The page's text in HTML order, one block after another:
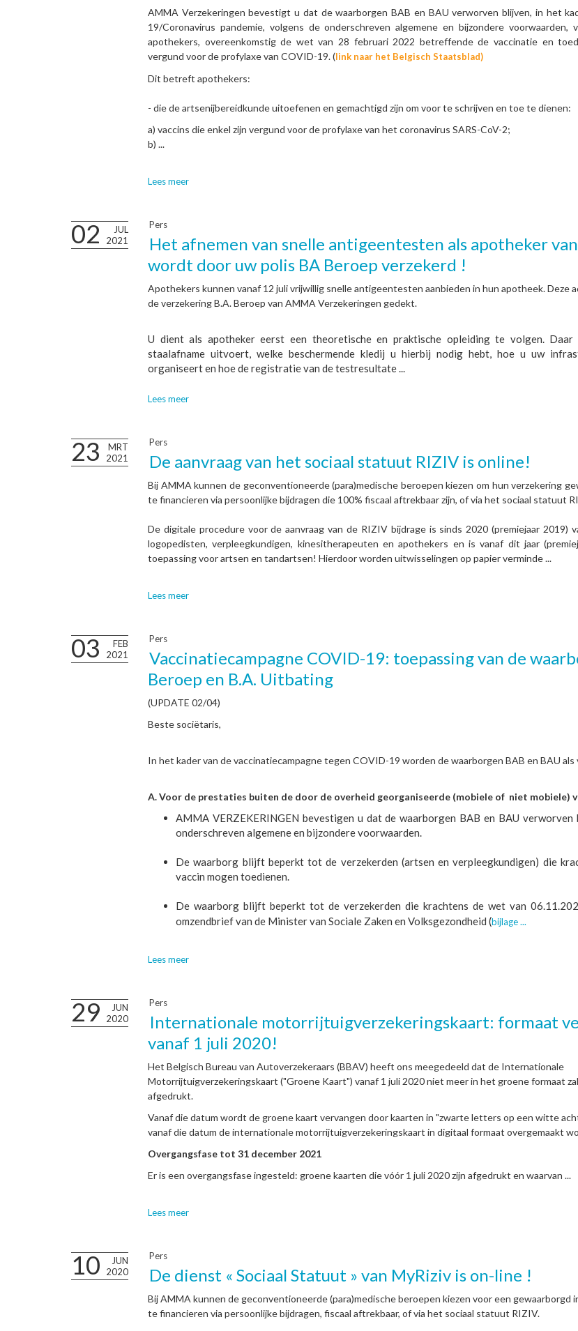
AMMA Verzekeringen bevestigt u dat de waarborgen BAB en BAU verworven blijven, in het
19/Coronavirus pandemie, volgens de onderschreven algemene en bijzondere voorwaarden,
apothekers, overeenkomstig de wet van 28 februari 2022 betreffende de vaccinatie en
vergund voor de profylaxe van COVID-19. (link naar het Belgisch Staatsblad)
Dit betreft apothekers:
- die de artsenijbereidkunde uitoefenen en gemachtigd zijn om voor te schrijven en toe te dienen:
a) vaccins die enkel zijn vergund voor de profylaxe van het coronavirus SARS-CoV-2;
b) ...
Lees meer
02
JUL
2021
Pers
Het afnemen van snelle antigeentesten als apotheker
wordt door uw polis BA Beroep verzekerd !
Apothekers kunnen vanaf 12 juli vrijwillig snelle antigeentesten aanbieden in hun apotheek. Deze
de verzekering B.A. Beroep van AMMA Verzekeringen gedekt.
U dient als apotheker eerst een theoretische en praktische opleiding te volgen.
staalafname uitvoert, welke beschermende kledij u hierbij nodig hebt, hoe u uw
organiseert en hoe de registratie van de testresultate ...
Lees meer
23
MRT
2021
Pers
De aanvraag van het sociaal statuut RIZIV is online!
Bij AMMA kunnen de geconventioneerde (para)medische beroepen kiezen om hun verzekering
te financieren via persoonlijke bijdragen die 100% fiscaal aftrekbaar zijn, of via het sociaal statuut
De digitale procedure voor de aanvraag van de RIZIV bijdrage is sinds 2020 (premiejaar 2019)
logopedisten, verpleegkundigen, kinesitherapeuten en apothekers en is vanaf dit jaar
toepassing voor artsen en tandartsen! Hierdoor worden uitwisselingen op papier verminde ...
Lees meer
03
FEB
2021
Pers
Vaccinatiecampagne COVID-19: toepassing van de
Beroep en B.A. Uitbating
(UPDATE 02/04)
Beste sociëtaris,
In het kader van de vaccinatiecampagne tegen COVID-19 worden de waarborgen BAB en BAU
A. Voor de prestaties buiten de door de overheid georganiseerde (mobiele of niet mobiele)
AMMA VERZEKERINGEN bevestigen u dat de waarborgen BAB en BAU
onderschreven algemene en bijzondere voorwaarden.
De waarborg blijft beperkt tot de verzekerden (artsen en verpleegkundigen) die
vaccin mogen toedienen.
De waarborg blijft beperkt tot de verzekerden die krachtens de wet van
omzendbrief van de Minister van Sociale Zaken en Volksgezondheid (bijlage ...
Lees meer
29
JUN
2020
Pers
Internationale motorrijtuigverzekeringskaart: formaat
vanaf 1 juli 2020!
Het Belgisch Bureau van Autoverzekeraars (BBAV) heeft ons meegedeeld dat de Internationale
Motorrijtuigverzekeringskaart ("Groene Kaart") vanaf 1 juli 2020 niet meer in het groene formaat
afgedrukt.
Vanaf die datum wordt de groene kaart vervangen door kaarten in "zwarte letters op een witte
vanaf die datum de internationale motorrijtuigverzekeringskaart in digitaal formaat overgemaakt
Overgangsfase tot 31 december 2021
Er is een overgangsfase ingesteld: groene kaarten die vóór 1 juli 2020 zijn afgedrukt en waarvan ...
Lees meer
10
JUN
2020
Pers
De dienst « Sociaal Statuut » van MyRiziv is on-line !
Bij AMMA kunnen de geconventioneerde (para)medische beroepen kiezen voor een gewaarborgd
te financieren via persoonlijke bijdragen, fiscaal aftrekbaar, of via het sociaal statuut RIZIV.